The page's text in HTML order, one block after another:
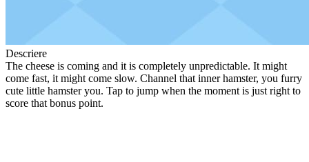
Descriere
The cheese is coming and it is completely unpredictable. It might
come fast, it might come slow. Channel that inner hamster, you furry
cute little hamster you. Tap to jump when the moment is just right to
score that bonus point.